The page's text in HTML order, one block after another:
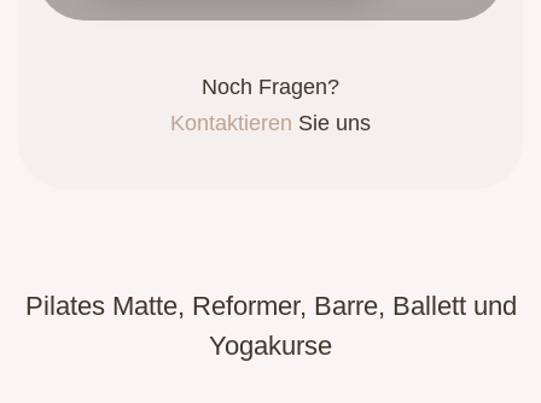
Noch Fragen?
Kontaktieren Sie uns
Pilates Matte, Reformer, Barre, Ballett und
Yogakurse